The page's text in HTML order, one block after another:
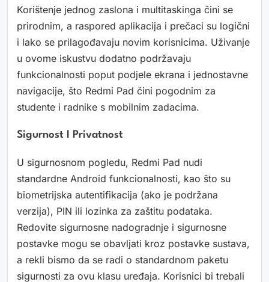
Korištenje jednog zaslona i multitaskinga čini se
prirodnim, a raspored aplikacija i prečaci su logični
i lako se prilagođavaju novim korisnicima. Uživanje
u ovome iskustvu dodatno podržavaju
funkcionalnosti poput podjele ekrana i jednostavne
navigacije, što Redmi Pad čini pogodnim za
studente i radnike s mobilnim zadacima.
Sigurnost I Privatnost
U sigurnosnom pogledu, Redmi Pad nudi
standardne Android funkcionalnosti, kao što su
biometrijska autentifikacija (ako je podržana
verzija), PIN ili lozinka za zaštitu podataka.
Redovite sigurnosne nadogradnje i sigurnosne
postavke mogu se obavljati kroz postavke sustava,
a rekli bismo da se radi o standardnom paketu
sigurnosti za ovu klasu uređaja. Korisnici bi trebali